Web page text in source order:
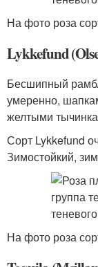
На фото роза
Lykkefund
Бесшипный
умеренно,
желтыми
Сорт Lykkefund
Зимостойкий,
На фото роза